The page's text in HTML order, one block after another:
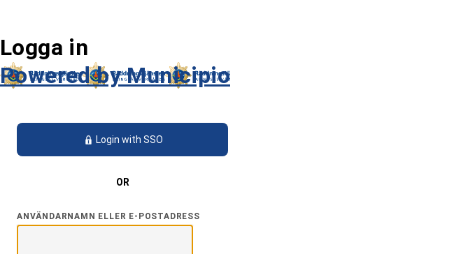
Logga in
Powered by Municipio
Login with SSO
OR
ANVÄNDARNAMN ELLER E-POSTADRESS